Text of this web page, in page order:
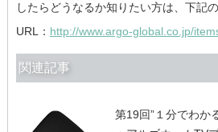
したらどうなるか知りたい方は、下記
URL： http://www.argo-global.co.jp/
関連記事
第19回”１分でわか